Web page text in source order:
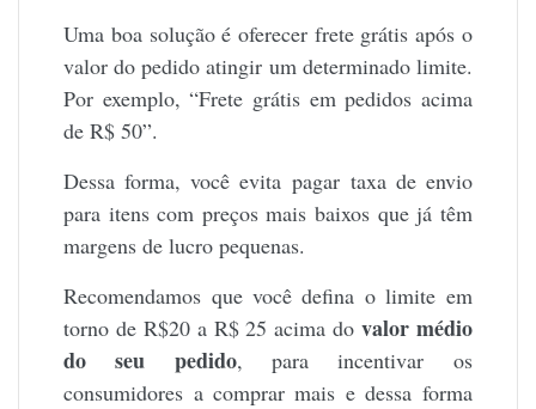
Uma boa solução é oferecer frete grátis após o
valor do pedido atingir um determinado limite.
Por exemplo, “Frete grátis em pedidos acima
de R$ 50”.
Dessa forma, você evita pagar taxa de envio
para itens com preços mais baixos que já têm
margens de lucro pequenas.
Recomendamos que você defina o limite em
torno de R$20 a R$ 25 acima do valor médio
do seu pedido, para incentivar os
consumidores a comprar mais e dessa forma